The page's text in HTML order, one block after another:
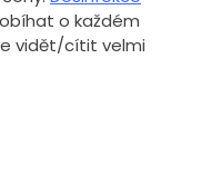
o každém
vidět/cítit velmi